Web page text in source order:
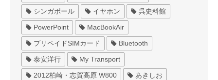
シンガポール イヤホン 呉史料館
PowerPoint MacBookAir
プリペイドSIMカード Bluetooth
泰安洋行 My Transport
2012柏崎・志賀高原 W800 あきしお